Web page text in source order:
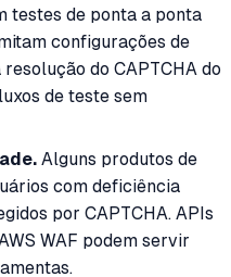
testes de ponta a ponta
configurações de
do CAPTCHA do
de teste sem
Alguns produtos de
com deficiência
por CAPTCHA. APIs
WAF podem servir